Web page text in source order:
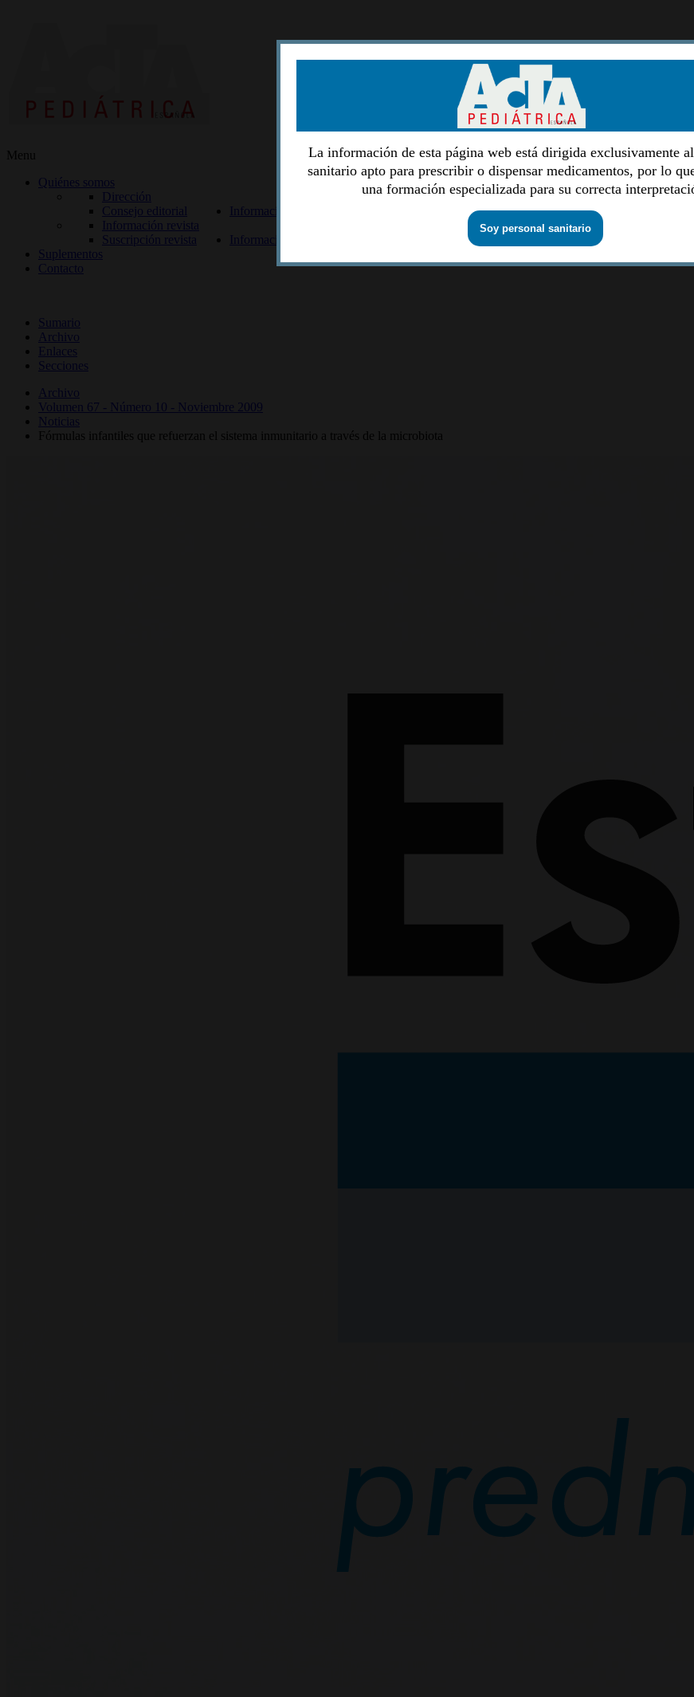
Menu
Quiénes somos
Dirección
Consejo editorial
Información lectores
Información revista
Suscripción revista
Información autores
Suplementos
Contacto
Sumario
Archivo
Enlaces
Secciones
Archivo
Volumen 67 - Número 10 - Noviembre 2009
Noticias
Fórmulas infantiles que refuerzan el sistema inmunitario a través de la microbiota
La información de esta página web está dirigida exclusivamente
sanitario apto para prescribir o dispensar medicamentos, por lo
una formación especializada para su correcta
Soy personal sanitario